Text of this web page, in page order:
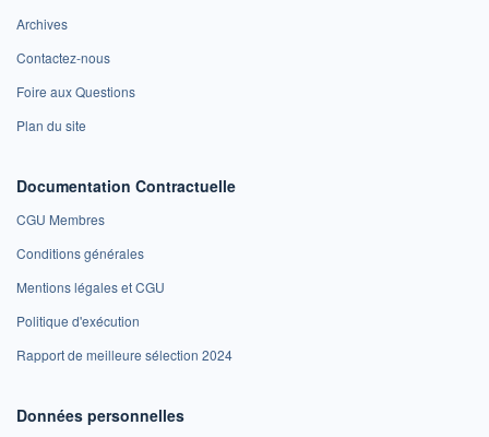
Archives
Contactez-nous
Foire aux Questions
Plan du site
Documentation Contractuelle
CGU Membres
Conditions générales
Mentions légales et CGU
Politique d'exécution
Rapport de meilleure sélection 2024
Données personnelles